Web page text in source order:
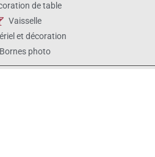
de table
Vaisselle
et décoration
Bornes photo